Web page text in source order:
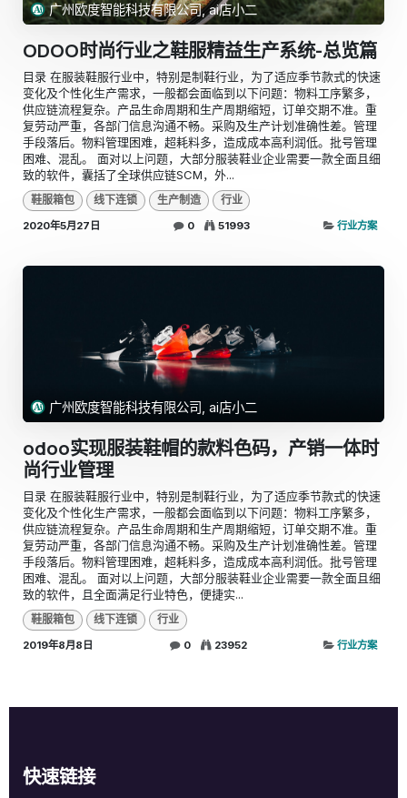
广州欧度智能科技有限公司, ai店小二
ODOO时尚行业之鞋服精益生产系统-总览篇
目录 在服装鞋服行业中，特别是制鞋行业，为了适应季节款式的快速
变化及个性化生产需求，一般都会面临到以下问题：物料工序繁多，
供应链流程复杂。产品生命周期和生产周期缩短，订单交期不准。重
复劳动严重，各部门信息沟通不畅。采购及生产计划准确性差。管理
手段落后。物料管理困难，超耗料多，造成成本高利润低。批号管理
困难、混乱。 面对以上问题，大部分服装鞋业企业需要一款全面且细
致的软件，囊括了全球供应链SCM，外...
鞋服箱包 线下连锁 生产制造 行业
2020年5月27日 0 51993 行业方案
广州欧度智能科技有限公司, ai店小二
odoo实现服装鞋帽的款料色码，产销一体时
尚行业管理
目录 在服装鞋服行业中，特别是制鞋行业，为了适应季节款式的快速
变化及个性化生产需求，一般都会面临到以下问题：物料工序繁多，
供应链流程复杂。产品生命周期和生产周期缩短，订单交期不准。重
复劳动严重，各部门信息沟通不畅。采购及生产计划准确性差。管理
手段落后。物料管理困难，超耗料多，造成成本高利润低。批号管理
困难、混乱。 面对以上问题，大部分服装鞋业企业需要一款全面且细
致的软件，且全面满足行业特色，便捷实...
鞋服箱包 线下连锁 行业
2019年8月8日 0 23952 行业方案
快速链接